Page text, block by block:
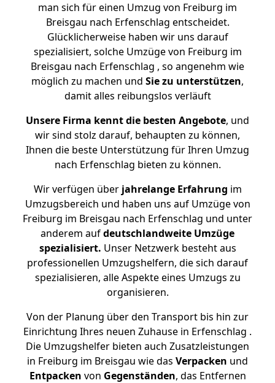
man sich für einen Umzug von Freiburg im
Breisgau nach Erfenschlag entscheidet.
Glücklicherweise haben wir uns darauf
spezialisiert, solche Umzüge von Freiburg im
Breisgau nach Erfenschlag , so angenehm wie
möglich zu machen und Sie zu unterstützen,
damit alles reibungslos verläuft
Unsere Firma kennt die besten Angebote, und
wir sind stolz darauf, behaupten zu können,
Ihnen die beste Unterstützung für Ihren Umzug
nach Erfenschlag bieten zu können.
Wir verfügen überjahrelange Erfahrung im
Umzugsbereich und haben uns auf Umzüge von
Freiburg im Breisgau nach Erfenschlag und unter
anderem aufdeutschlandweite Umzüge
spezialisiert. Unser Netzwerk besteht aus
professionellen Umzugshelfern, die sich darauf
spezialisieren, alle Aspekte eines Umzugs zu
organisieren.
Von der Planung über den Transport bis hin zur
Einrichtung Ihres neuen Zuhause in Erfenschlag .
Die Umzugshelfer bieten auch Zusatzleistungen
in Freiburg im Breisgau wie das Verpacken und
Entpacken von Gegenständen, das Entfernen